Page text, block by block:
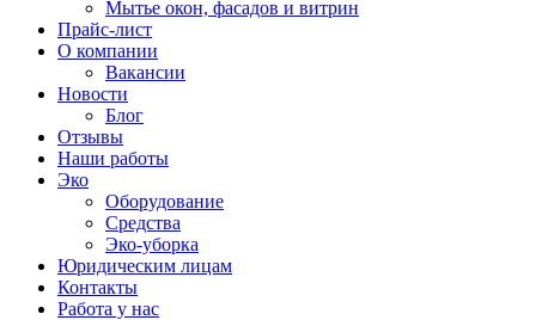
Мытье окон, фасадов и витрин
Прайс-лист
О компании
Вакансии
Новости
Блог
Отзывы
Наши работы
Эко
Оборудование
Средства
Эко-уборка
Юридическим лицам
Контакты
Работа у нас